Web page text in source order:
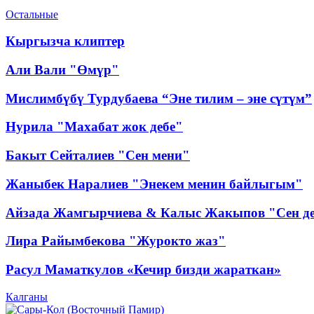
Остальные
Кыргызча клиптер
Али Вали "Өмүр"
Мислимбүбү Турдубаева “Эне тилим – эне сүтүм”
Нурила "Махабат жок дебе"
Бакыт Сейталиев "Сен мени"
Жаныбек Наралиев "Энекем менин байлыгым"
Айзада Жамгырчиева & Калыс Жакыпов "Сен
Лира Райымбекова "Журокто жаз"
Расул Маматкулов «Кечир бизди жараткан»
Калганы